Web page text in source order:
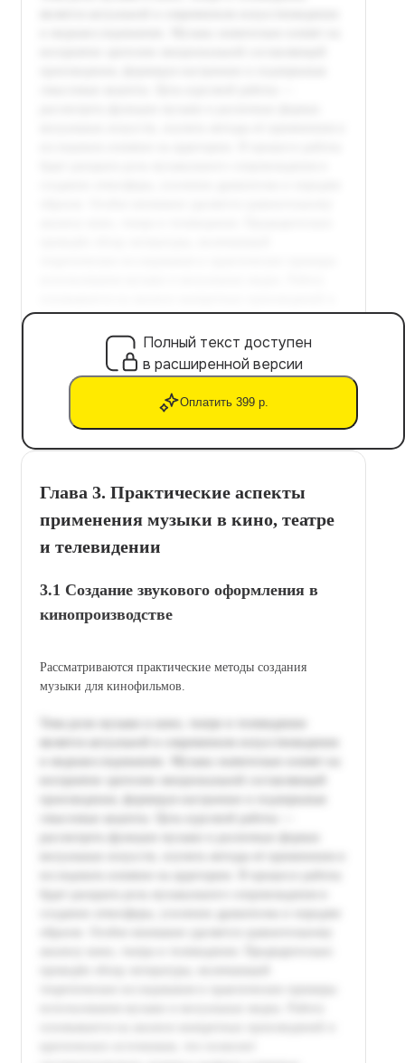
Полный текст доступен
в расширенной версии
Оплатить 399 р.
Глава 3. Практические аспекты
применения музыки в кино, театре
и телевидении
3.1 Создание звукового оформления в
кинопроизводстве
Рассматриваются практические методы создания
музыки для кинофильмов.